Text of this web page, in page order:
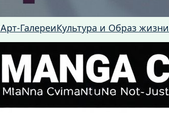
Арт-ГалереиКультура и Образ жизни